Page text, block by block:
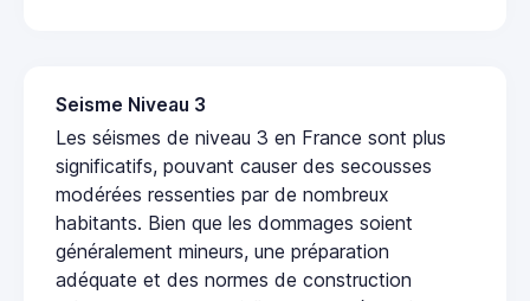
Seisme Niveau 3
Les séismes de niveau 3 en France sont plus
significatifs, pouvant causer des secousses
modérées ressenties par de nombreux
habitants. Bien que les dommages soient
généralement mineurs, une préparation
adéquate et des normes de construction